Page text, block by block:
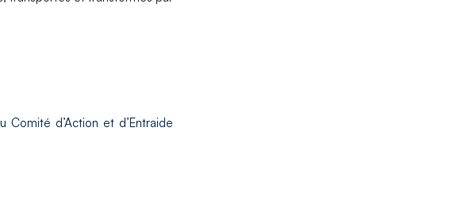
Comité d’Action et d’Entraide